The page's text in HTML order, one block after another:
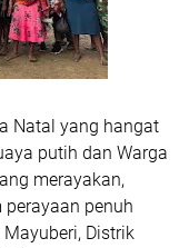
Natal yang hangat
putih dan Warga
merayakan,
penuh
Distrik